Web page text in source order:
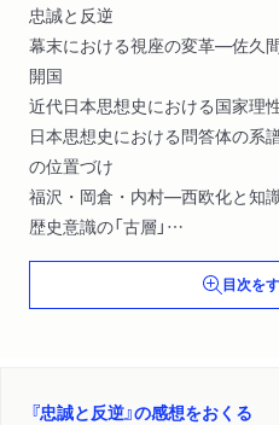
忠誠と反逆
幕末における視座の変革―佐久
開国
近代日本思想史における国家理
日本思想史における問答体の系
の位置づけ
福沢・岡倉・内村―西欧化と知
歴史意識の「古層」
思想史の考え方について―類型
目次を
『忠誠と反逆』の感想をおくる